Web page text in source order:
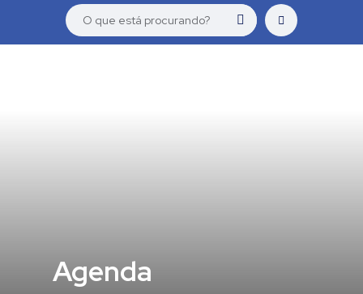
Agenda